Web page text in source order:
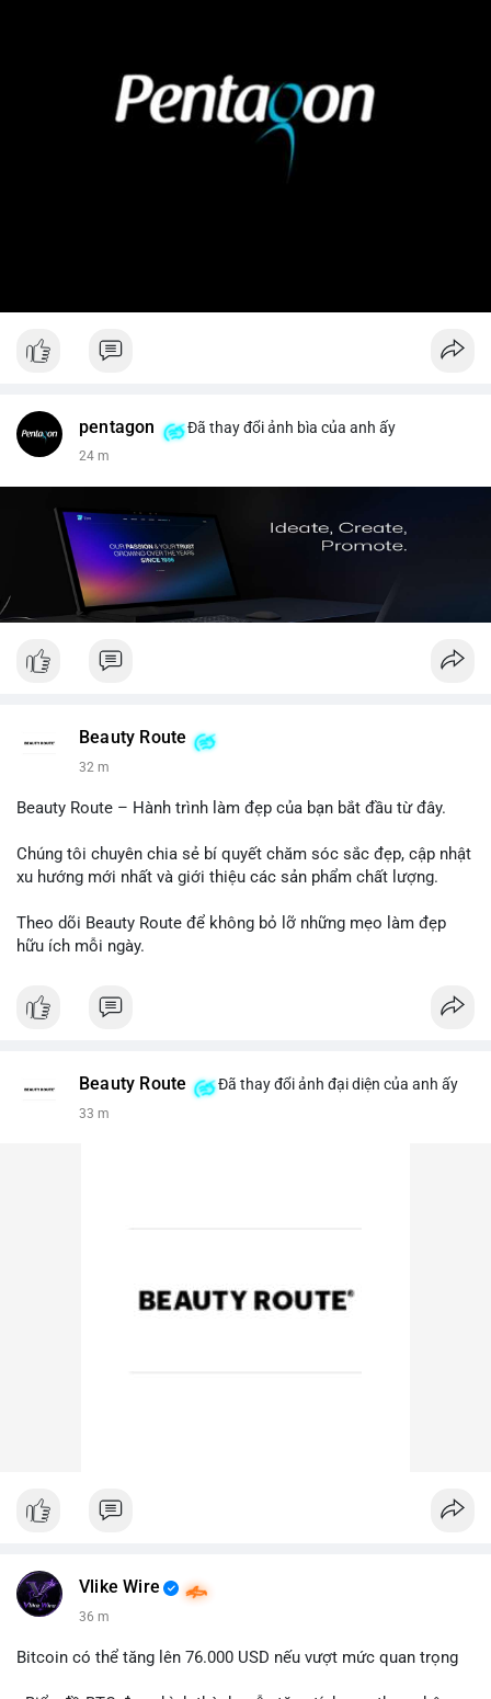
pentagon Đã thay đổi ảnh bìa của anh ấy
24 m
Beauty Route
32 m
Beauty Route – Hành trình làm đẹp của bạn bắt đầu từ đây.
Chúng tôi chuyên chia sẻ bí quyết chăm sóc sắc đẹp, cập nhật
xu hướng mới nhất và giới thiệu các sản phẩm chất lượng.
Theo dõi Beauty Route để không bỏ lỡ những mẹo làm đẹp
hữu ích mỗi ngày.
Beauty Route Đã thay đổi ảnh đại diện của anh ấy
33 m
Vlike Wire
36 m
Bitcoin có thể tăng lên 76.000 USD nếu vượt mức quan trọng